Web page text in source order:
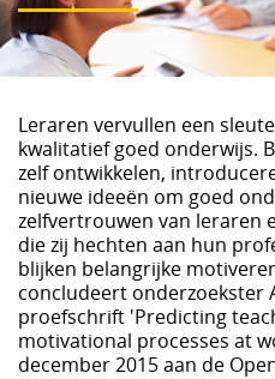
Leraren vervullen een
kwalitatief goed onderwijs.
zelf ontwikkelen,
nieuwe ideeën om goed
zelfvertrouwen van leraren
die zij hechten aan hun
blijken belangrijke
concludeert onderzoekster
proefschrift 'Predicting
motivational processes at
december 2015 aan de